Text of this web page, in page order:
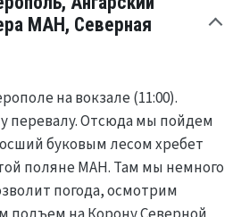
МАН, Северная
на вокзале (11:00).
перевалу. Отсюда мы пойдем
буковым лесом хребет
поляне МАН. Там мы немного
погода, осмотрим